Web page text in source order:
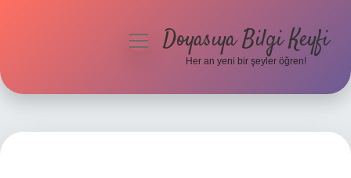
menüyüDoyasıya Bilgi Keyfi
Her an yeni bir şeyler öğren!